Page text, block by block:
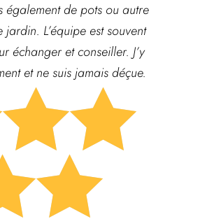
également de pots ou autre
jardin. L’équipe est souvent
échanger et conseiller. J’y
et ne suis jamais déçue.

